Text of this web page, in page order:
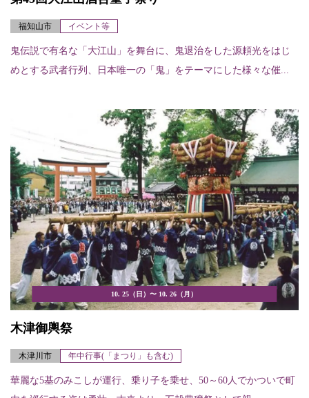
福知山市 イベント等
鬼伝説で有名な「大江山」を舞台に、鬼退治をした源頼光をはじ
めとする武者行列、日本唯一の「鬼」をテーマにした様々な催...
10. 25（日）〜 10. 26（月）
木津御輿祭
木津川市 年中行事(「まつり」も含む)
華麗な5基のみこしが運行、乗り子を乗せ、50～60人でかついで町